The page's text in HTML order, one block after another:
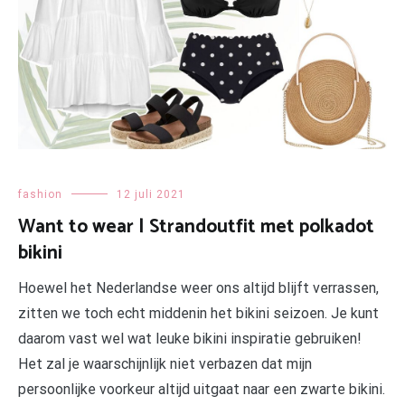
fashion 12 juli 2021
Want to wear | Strandoutfit met polkadot
bikini
Hoewel het Nederlandse weer ons altijd blijft verrassen,
zitten we toch echt middenin het bikini seizoen. Je kunt
daarom vast wel wat leuke bikini inspiratie gebruiken!
Het zal je waarschijnlijk niet verbazen dat mijn
persoonlijke voorkeur altijd uitgaat naar een zwarte bikini.